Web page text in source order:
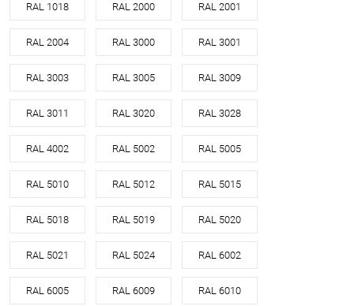
RAL 1018 RAL 2000 RAL 2001
RAL 2004 RAL 3000 RAL 3001
RAL 3003 RAL 3005 RAL 3009
RAL 3011 RAL 3020 RAL 3028
RAL 4002 RAL 5002 RAL 5005
RAL 5010 RAL 5012 RAL 5015
RAL 5018 RAL 5019 RAL 5020
RAL 5021 RAL 5024 RAL 6002
RAL 6005 RAL 6009 RAL 6010